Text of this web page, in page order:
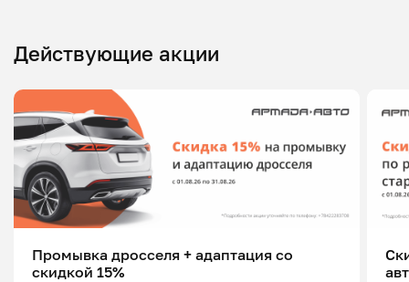
Действующие акции
Промывка дросселя + адаптация со
скидкой 15%